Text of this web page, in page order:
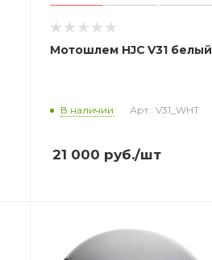
Мотошлем HJC V31 белый
В наличии Арт.: V31_WHT
21 000 руб./шт